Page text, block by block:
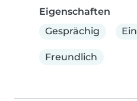
Eigenschaften
Gesprächig
Freundlich